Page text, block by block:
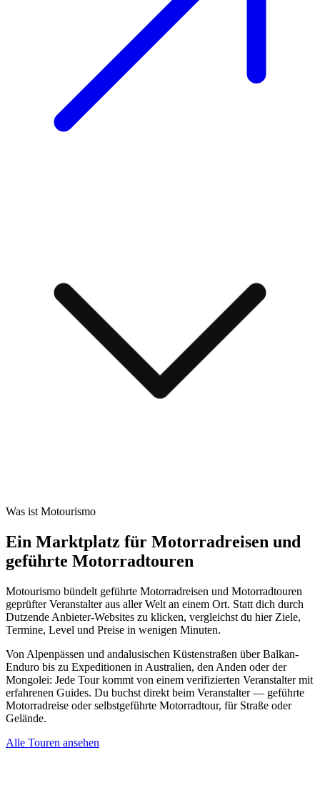
Was ist Motourismo
Ein Marktplatz für Motorradreisen und
geführte Motorradtouren
Motourismo bündelt geführte Motorradreisen und Motorradtouren
geprüfter Veranstalter aus aller Welt an einem Ort. Statt dich durch
Dutzende Anbieter-Websites zu klicken, vergleichst du hier Ziele,
Termine, Level und Preise in wenigen Minuten.
Von Alpenpässen und andalusischen Küstenstraßen über Balkan-
Enduro bis zu Expeditionen in Australien, den Anden oder der
Mongolei: Jede Tour kommt von einem verifizierten Veranstalter mit
erfahrenen Guides. Du buchst direkt beim Veranstalter — geführte
Motorradreise oder selbstgeführte Motorradtour, für Straße oder
Gelände.
Alle Touren ansehen